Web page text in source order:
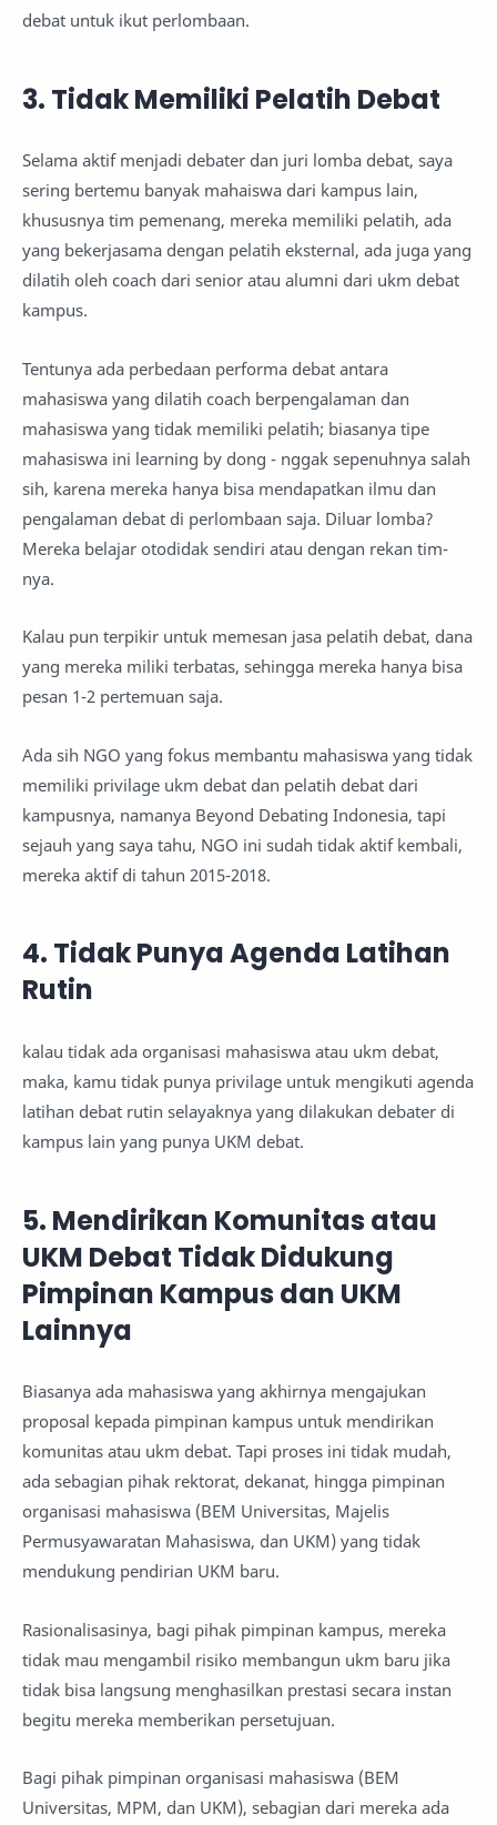
debat untuk ikut perlombaan.
3. Tidak Memiliki Pelatih Debat
Selama aktif menjadi debater dan juri lomba debat, saya
sering bertemu banyak mahaiswa dari kampus lain,
khususnya tim pemenang, mereka memiliki pelatih, ada
yang bekerjasama dengan pelatih eksternal, ada juga yang
dilatih oleh coach dari senior atau alumni dari ukm debat
kampus.
Tentunya ada perbedaan performa debat antara
mahasiswa yang dilatih coach berpengalaman dan
mahasiswa yang tidak memiliki pelatih; biasanya tipe
mahasiswa ini learning by dong - nggak sepenuhnya salah
sih, karena mereka hanya bisa mendapatkan ilmu dan
pengalaman debat di perlombaan saja. Diluar lomba?
Mereka belajar otodidak sendiri atau dengan rekan tim-
nya.
Kalau pun terpikir untuk memesan jasa pelatih debat, dana
yang mereka miliki terbatas, sehingga mereka hanya bisa
pesan 1-2 pertemuan saja.
Ada sih NGO yang fokus membantu mahasiswa yang tidak
memiliki privilage ukm debat dan pelatih debat dari
kampusnya, namanya Beyond Debating Indonesia, tapi
sejauh yang saya tahu, NGO ini sudah tidak aktif kembali,
mereka aktif di tahun 2015-2018.
4. Tidak Punya Agenda Latihan
Rutin
kalau tidak ada organisasi mahasiswa atau ukm debat,
maka, kamu tidak punya privilage untuk mengikuti agenda
latihan debat rutin selayaknya yang dilakukan debater di
kampus lain yang punya UKM debat.
5. Mendirikan Komunitas atau
UKM Debat Tidak Didukung
Pimpinan Kampus dan UKM
Lainnya
Biasanya ada mahasiswa yang akhirnya mengajukan
proposal kepada pimpinan kampus untuk mendirikan
komunitas atau ukm debat. Tapi proses ini tidak mudah,
ada sebagian pihak rektorat, dekanat, hingga pimpinan
organisasi mahasiswa (BEM Universitas, Majelis
Permusyawaratan Mahasiswa, dan UKM) yang tidak
mendukung pendirian UKM baru.
Rasionalisasinya, bagi pihak pimpinan kampus, mereka
tidak mau mengambil risiko membangun ukm baru jika
tidak bisa langsung menghasilkan prestasi secara instan
begitu mereka memberikan persetujuan.
Bagi pihak pimpinan organisasi mahasiswa (BEM
Universitas, MPM, dan UKM), sebagian dari mereka ada